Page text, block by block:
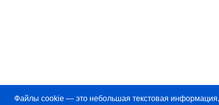
Файлы cookie — это небольшая текстовая